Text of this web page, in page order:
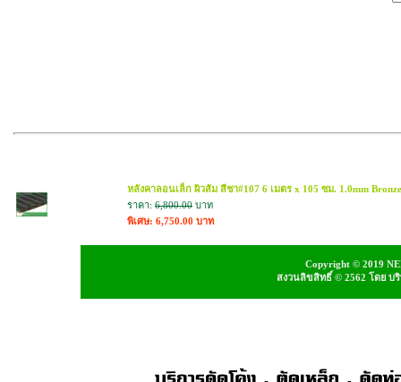
หลังคาลอนเล็ก ผิวส้ม สีชา#107 6 เมตร x 105 ซม. 1.0mm Bronze
ราคา: 6,800.00 บาท
พิเศษ: 6,750.00 บาท
Copyright © 2019
สงวนลิขสิทธิ์ © 2562 โดย บ